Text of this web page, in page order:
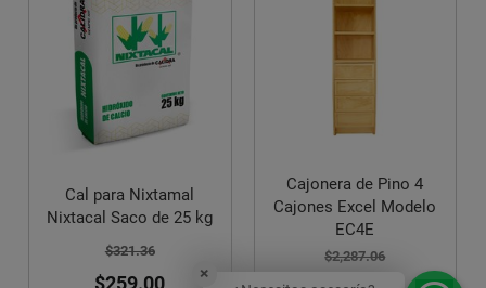
de 25 kg
Cajonera de Pino 4
Cajones Excel Modelo
EC4E
Caja para
Truper
$227.00
×